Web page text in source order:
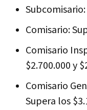
Comisario:
Comisario
$2.700.000 y
Comisario
Supera los